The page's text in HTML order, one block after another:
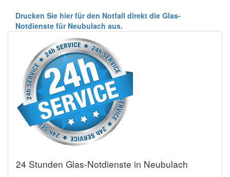
Drucken Sie hier für den Notfall direkt die Glas-
Notdienste für Neubulach aus.
24 Stunden Glas-Notdienste in Neubulach